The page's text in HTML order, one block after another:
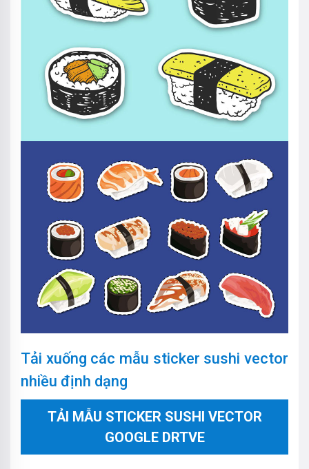
Tải xuống các mẫu sticker sushi vector
nhiều định dạng
TẢI MẪU STICKER SUSHI VECTOR
GOOGLE DRTVE